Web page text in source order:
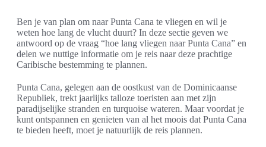
Ben je van plan om naar Punta Cana te vliegen en wil je
weten hoe lang de vlucht duurt? In deze sectie geven we
antwoord op de vraag “hoe lang vliegen naar Punta Cana” en
delen we nuttige informatie om je reis naar deze prachtige
Caribische bestemming te plannen.
Punta Cana, gelegen aan de oostkust van de Dominicaanse
Republiek, trekt jaarlijks talloze toeristen aan met zijn
paradijselijke stranden en turquoise wateren. Maar voordat je
kunt ontspannen en genieten van al het moois dat Punta Cana
te bieden heeft, moet je natuurlijk de reis plannen.